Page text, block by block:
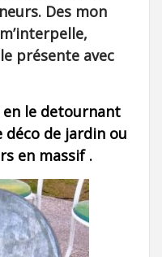
Des mon
présente avec
en le detournant
de jardin ou
en massif .